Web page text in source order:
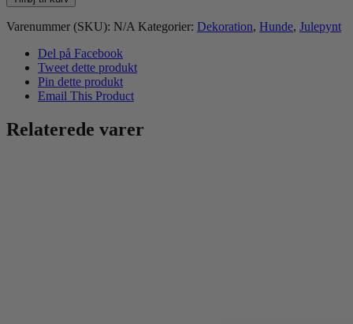
juleuro
antal
Varenummer (SKU): N/A Kategorier: Dekoration, Hunde, Julepynt
Del på Facebook
Tweet dette produkt
Pin dette produkt
Email This Product
Relaterede varer